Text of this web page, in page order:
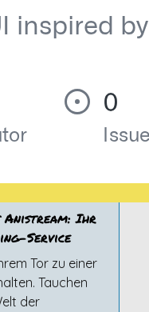
Anistream: Ihr
Service
Tor zu einer
Tauchen
der